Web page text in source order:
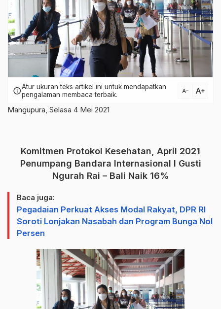
infoAtur ukuran teks artikel ini untuk mendapatkan
pengalaman membaca terbaik.
text_decrease text_increase
Mangupura, Selasa 4 Mei 2021
Komitmen Protokol Kesehatan, April 2021
Penumpang Bandara Internasional I Gusti
Ngurah Rai – Bali Naik 16%
Baca juga:
Pegadaian Perkuat Akses Modal Rakyat, DPR RI
Soroti Lonjakan Nasabah dan Program Bunga Nol
Persen